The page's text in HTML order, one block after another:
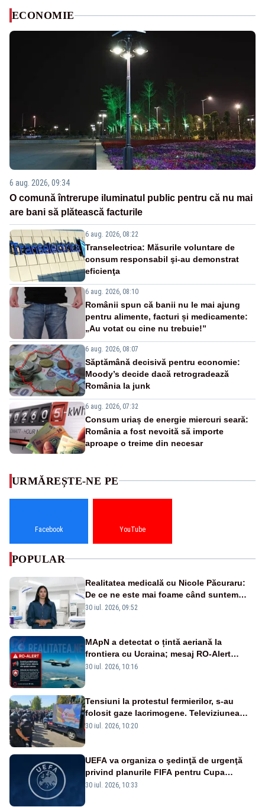
ECONOMIE
6 aug. 2026, 09:34
O comună întrerupe iluminatul public pentru că nu mai
are bani să plătească facturile
6 aug. 2026, 08:22
Transelectrica: Măsurile voluntare de
consum responsabil şi-au demonstrat
eficienţa
6 aug. 2026, 08:10
Românii spun că banii nu le mai ajung
pentru alimente, facturi și medicamente:
„Au votat cu cine nu trebuie!”
6 aug. 2026, 08:07
Săptămână decisivă pentru economie:
Moody’s decide dacă retrogradează
România la junk
6 aug. 2026, 07:32
Consum uriaș de energie miercuri seară:
România a fost nevoită să importe
aproape o treime din necesar
URMĂREȘTE-NE PE
Facebook YouTube
POPULAR
Realitatea medicală cu Nicole Păcuraru:
De ce ne este mai foame când suntem
obosiți?
30 iul. 2026, 09:52
MApN a detectat o țintă aeriană la
frontiera cu Ucraina; mesaj RO-Alert
transmis în județul Tulcea
30 iul. 2026, 10:16
Tensiuni la protestul fermierilor, s-au
folosit gaze lacrimogene. Televiziunea
Poporului face apel la calm – LIVE TEXT
30 iul. 2026, 10:20
UEFA va organiza o şedinţă de urgenţă
privind planurile FIFA pentru Cupa
Mondială
30 iul. 2026, 10:33